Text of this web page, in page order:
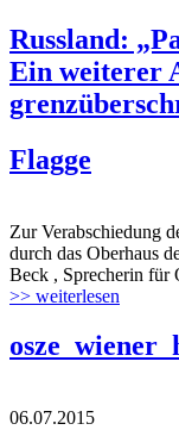
Russland:
Ein weiterer
Flagge
Zur Verabschiedung
durch das Oberhaus
Beck , Sprecherin für
>> weiterlesen
06.07.2015